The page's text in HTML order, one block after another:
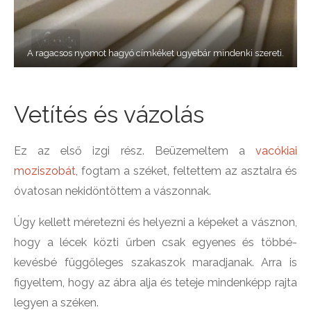
A ragacsos nyomot hagyó címkéket ugyebár mindenki szereti.
Vetítés és vázolás
Ez az első izgi rész. Beüzemeltem a vacókiai
moziszobát, fogtam a széket, feltettem az asztalra és
óvatosan nekidöntöttem a vászonnak.
Úgy kellett méretezni és helyezni a képeket a vásznon,
hogy a lécek közti űrben csak egyenes és többé-
kevésbé függőleges szakaszok maradjanak. Arra is
figyeltem, hogy az ábra alja és teteje mindenképp rajta
legyen a széken.